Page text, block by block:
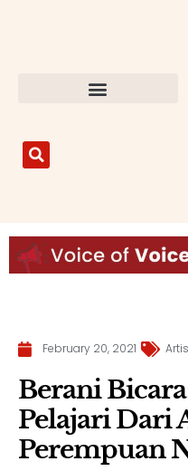
February 20, 2021 Artis
Berani
Pelajari Dari
Perempuan